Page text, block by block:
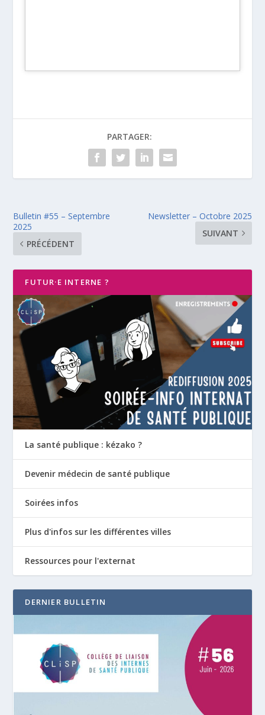
PARTAGER:
Bulletin #55 – Septembre
2025
PRÉCÉDENT
Newsletter – Octobre 2025
SUIVANT
FUTUR·E INTERNE ?
La santé publique : kézako ?
Devenir médecin de santé publique
Soirées infos
Plus d'infos sur les différentes villes
Ressources pour l'externat
DERNIER BULLETIN